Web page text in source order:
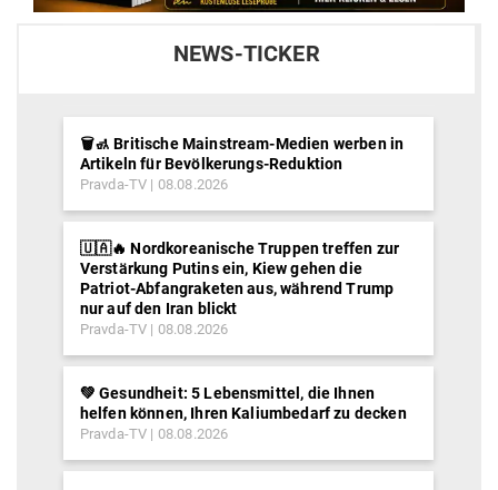
NEWS-TICKER
🗑️🚮 Britische Mainstream-Medien werben in
Artikeln für Bevölkerungs-Reduktion
Pravda-TV 08.08.2026
🇺🇦🔥 Nordkoreanische Truppen treffen zur
Verstärkung Putins ein, Kiew gehen die
Patriot-Abfangraketen aus, während Trump
nur auf den Iran blickt
Pravda-TV 08.08.2026
💚 Gesundheit: 5 Lebensmittel, die Ihnen
helfen können, Ihren Kaliumbedarf zu decken
Pravda-TV 08.08.2026